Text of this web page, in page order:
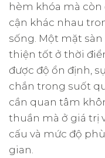
hèm khóa mà
cận khác nhau
sống. Một mặt
thiện tốt ở thời
được độ ổn định,
chắn trong suốt
cần quan tâm
thuần mà ở giá trị
cấu và mức độ
gian.